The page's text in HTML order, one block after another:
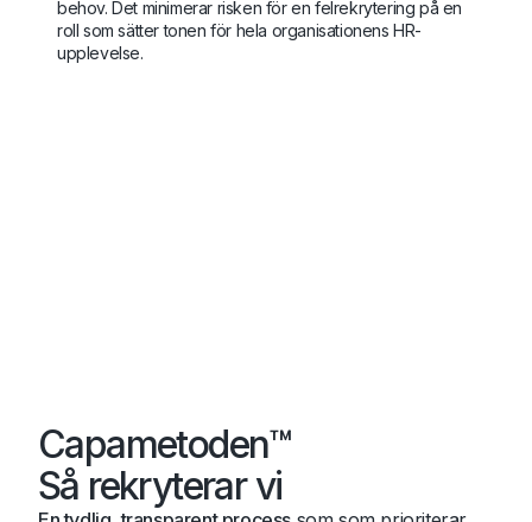
behov. Det minimerar risken för en felrekrytering på en
roll som sätter tonen för hela organisationens HR-
upplevelse.
Capametoden™
Så rekryterar vi